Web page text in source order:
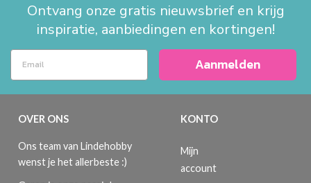
Ontvang onze gratis nieuwsbrief en krijg
inspiratie, aanbiedingen en kortingen!
Aanmelden
OVER ONS
Ons team van Lindehobby
wenst je het allerbeste :)
KONTO
Mijn
account